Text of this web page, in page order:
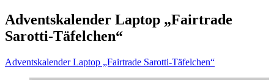
Adventskalender Laptop „Fairtrade
Sarotti-Täfelchen“
Adventskalender Laptop „Fairtrade Sarotti-Täfelchen“